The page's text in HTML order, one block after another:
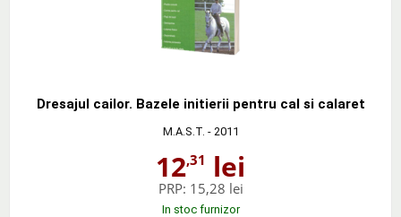
Dresajul cailor. Bazele initierii pentru cal si calaret
M.A.S.T. - 2011
12,31 lei
PRP: 15,28 lei
In stoc furnizor